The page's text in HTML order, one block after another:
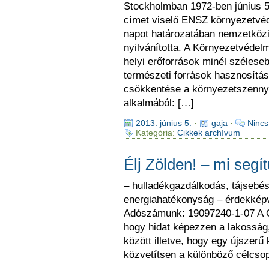
Stockholmban 1972-ben június
címet viselő ENSZ
napot határozatában
nyilvánította. A
helyi erőforrások minél
természeti források
csökkentése a
alkalmából: […]
2013. június 5. · gaja ·
Kategória: Cikkek archívum
Élj Zölden! – mi
– hulladékgazdálkodás,
energiahatékonyság –
Adószámunk: 19097240-1-07
hogy hidat képezzen a
között illetve, hogy egy újszerű
közvetítsen a különböző